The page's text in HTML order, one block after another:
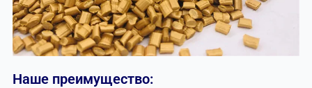
Наше преимущество: